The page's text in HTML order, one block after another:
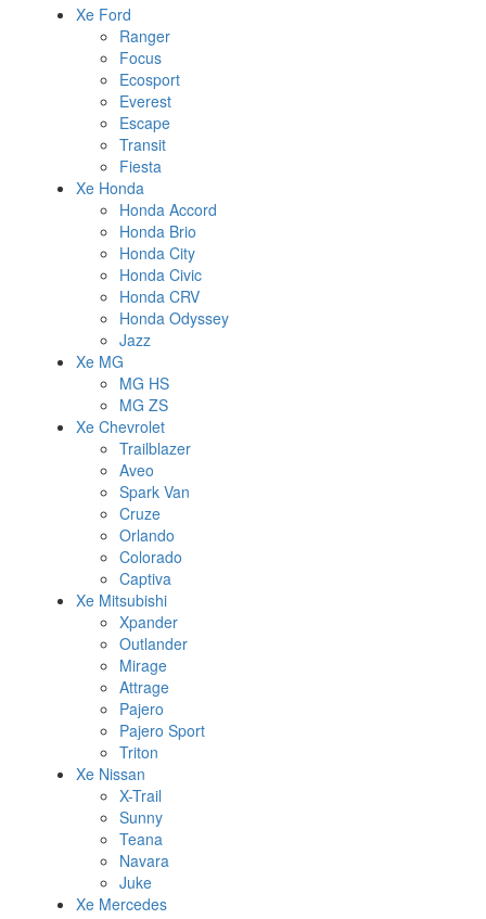
Xe Ford
Ranger
Focus
Ecosport
Everest
Escape
Transit
Fiesta
Xe Honda
Honda Accord
Honda Brio
Honda City
Honda Civic
Honda CRV
Honda Odyssey
Jazz
Xe MG
MG HS
MG ZS
Xe Chevrolet
Trailblazer
Aveo
Spark Van
Cruze
Orlando
Colorado
Captiva
Xe Mitsubishi
Xpander
Outlander
Mirage
Attrage
Pajero
Pajero Sport
Triton
Xe Nissan
X-Trail
Sunny
Teana
Navara
Juke
Xe Mercedes